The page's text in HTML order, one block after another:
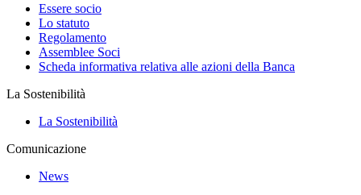
Essere socio
Lo statuto
Regolamento
Assemblee Soci
Scheda informativa relativa alle azioni della Banca
La Sostenibilità
La Sostenibilità
Comunicazione
News